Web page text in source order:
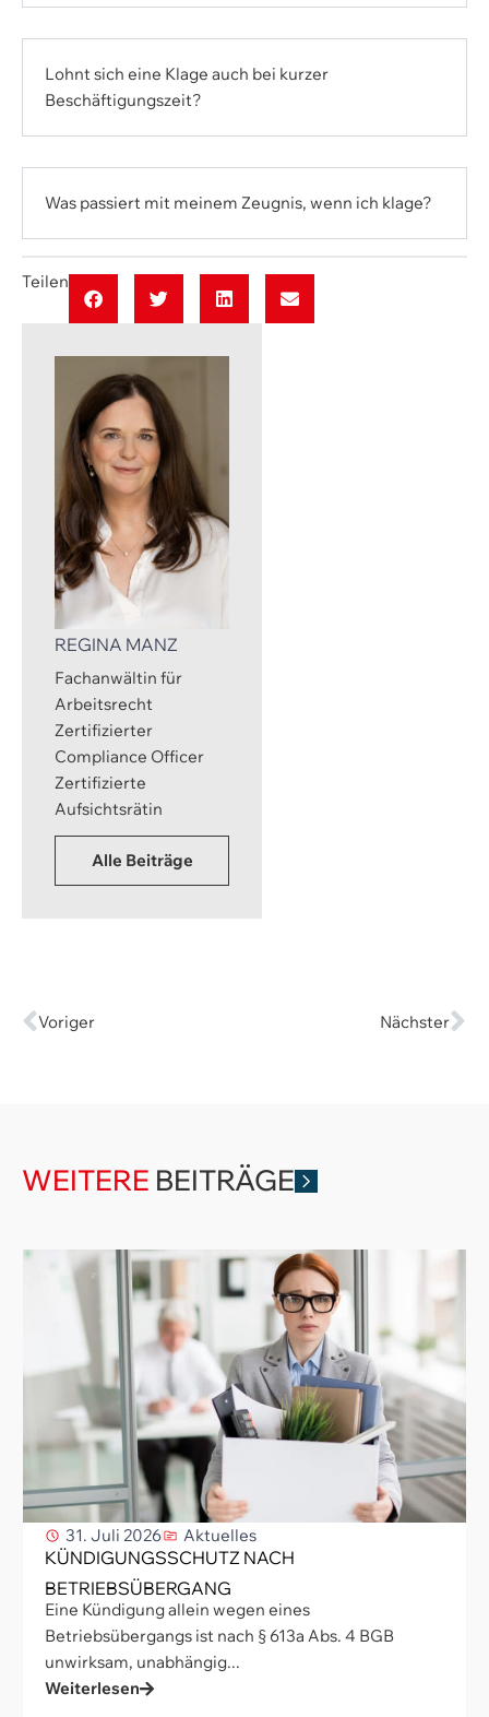
Lohnt sich eine Klage auch bei kurzer
Beschäftigungszeit?
Was passiert mit meinem Zeugnis, wenn ich klage?
Teilen
REGINA MANZ
Fachanwältin für
Arbeitsrecht
Zertifizierter
Compliance Officer
Zertifizierte
Aufsichtsrätin
Alle Beiträge
Voriger Nächster
WEITERE BEITRÄGE
31. Juli 2026 Aktuelles
KÜNDIGUNGSSCHUTZ NACH
BETRIEBSÜBERGANG
Eine Kündigung allein wegen eines
Betriebsübergangs ist nach § 613a Abs. 4 BGB
unwirksam, unabhängig...
Weiterlesen